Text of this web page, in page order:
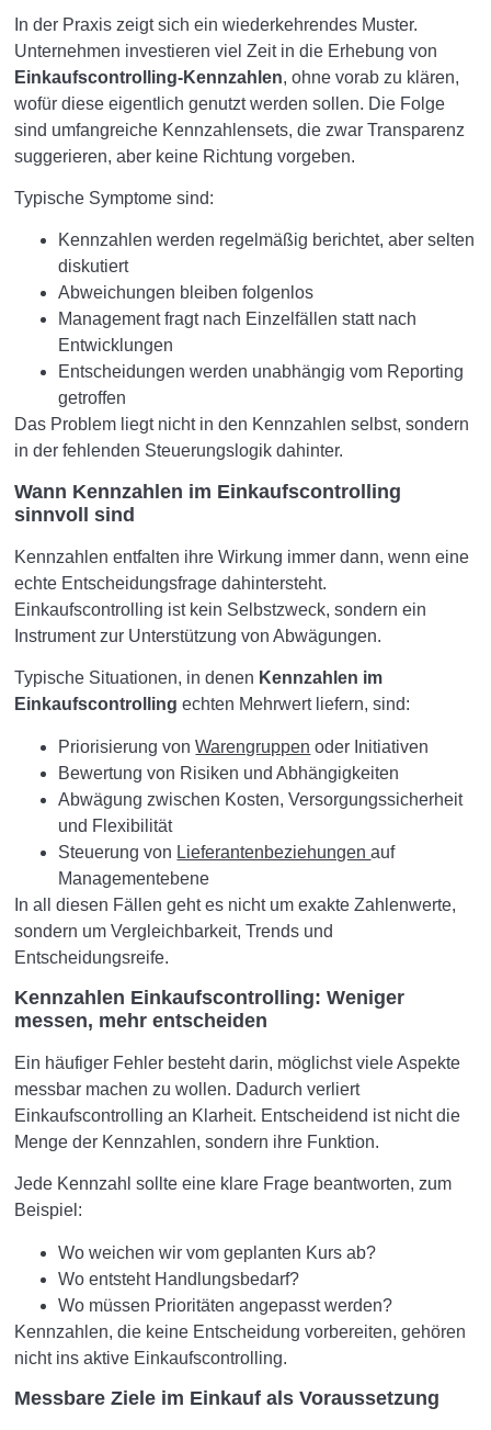
In der Praxis zeigt sich ein wiederkehrendes Muster.
Unternehmen investieren viel Zeit in die Erhebung von
Einkaufscontrolling-Kennzahlen, ohne vorab zu klären,
wofür diese eigentlich genutzt werden sollen. Die Folge
sind umfangreiche Kennzahlensets, die zwar Transparenz
suggerieren, aber keine Richtung vorgeben.
Typische Symptome sind:
Kennzahlen werden regelmäßig berichtet, aber selten
diskutiert
Abweichungen bleiben folgenlos
Management fragt nach Einzelfällen statt nach
Entwicklungen
Entscheidungen werden unabhängig vom Reporting
getroffen
Das Problem liegt nicht in den Kennzahlen selbst, sondern
in der fehlenden Steuerungslogik dahinter.
Wann Kennzahlen im Einkaufscontrolling
sinnvoll sind
Kennzahlen entfalten ihre Wirkung immer dann, wenn eine
echte Entscheidungsfrage dahintersteht.
Einkaufscontrolling ist kein Selbstzweck, sondern ein
Instrument zur Unterstützung von Abwägungen.
Typische Situationen, in denen Kennzahlen im
Einkaufscontrolling echten Mehrwert liefern, sind:
Priorisierung vonWarengruppen oder Initiativen
Bewertung von Risiken und Abhängigkeiten
Abwägung zwischen Kosten, Versorgungssicherheit
und Flexibilität
Steuerung von Lieferantenbeziehungenauf
Managementebene
In all diesen Fällen geht es nicht um exakte Zahlenwerte,
sondern um Vergleichbarkeit, Trends und
Entscheidungsreife.
Kennzahlen Einkaufscontrolling: Weniger
messen, mehr entscheiden
Ein häufiger Fehler besteht darin, möglichst viele Aspekte
messbar machen zu wollen. Dadurch verliert
Einkaufscontrolling an Klarheit. Entscheidend ist nicht die
Menge der Kennzahlen, sondern ihre Funktion.
Jede Kennzahl sollte eine klare Frage beantworten, zum
Beispiel:
Wo weichen wir vom geplanten Kurs ab?
Wo entsteht Handlungsbedarf?
Wo müssen Prioritäten angepasst werden?
Kennzahlen, die keine Entscheidung vorbereiten, gehören
nicht ins aktive Einkaufscontrolling.
Messbare Ziele im Einkauf als Voraussetzung